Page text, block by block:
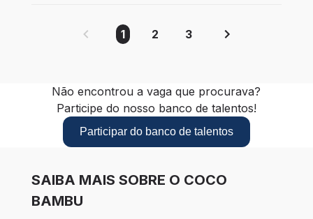
1 2 3
Não encontrou a vaga que procurava?
Participe do nosso banco de talentos!
Participar do banco de talentos
SAIBA MAIS SOBRE O COCO
BAMBU